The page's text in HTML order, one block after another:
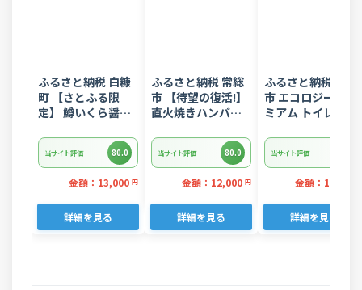
ふるさと納税 白糠
町 【さとふる限
定】 鱒いくら醤油
400g(200g×2) 小
分けパック
当サイト評価 80.0
金額：13,000 円
詳細を見る
ふるさと納税 常総
市 【待望の復活!】
直火焼きハンバー
ス 3kg 22個入り
当サイト評価 80.0
金額：12,000 円
詳細を見る
ふるさと納税 富士
市 エコロジープレ
ミアム トイレット
ロール 日用品 人気
当サイト評価
金額：14,000
詳細を見る